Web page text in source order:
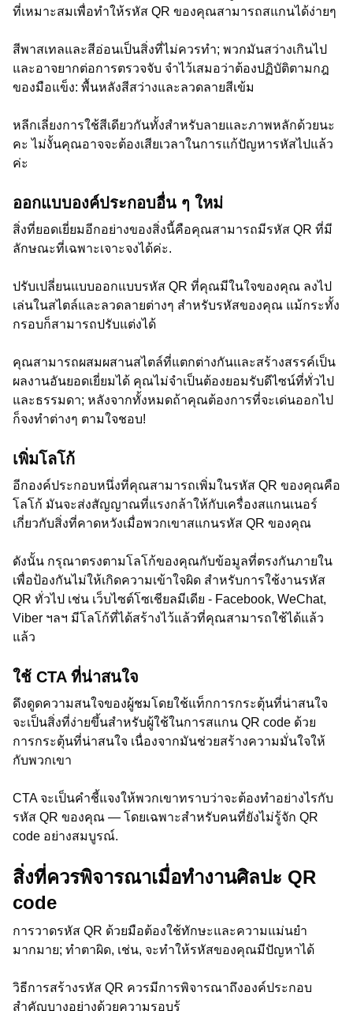
ที่เหมาะสมเพื่อทำให้รหัส QR ของคุณสามารถสแกนได้ง่ายๆ
สีพาสเทลและสีอ่อนเป็นสิ่งที่ไม่ควรทำ; พวกมันสว่างเกินไป
และอาจยากต่อการตรวจจับ จำไว้เสมอว่าต้องปฏิบัติตามกฎ
ของมือแข็ง: พื้นหลังสีสว่างและลวดลายสีเข้ม
หลีกเลี่ยงการใช้สีเดียวกันทั้งสำหรับลายและภาพหลักด้วยนะ
คะ ไม่งั้นคุณอาจจะต้องเสียเวลาในการแก้ปัญหารหัสไปแล้ว
ค่ะ
ออกแบบองค์ประกอบอื่น ๆ ใหม่
สิ่งที่ยอดเยี่ยมอีกอย่างของสิ่งนี้คือคุณสามารถมีรหัส QR ที่มี
ลักษณะที่เฉพาะเจาะจงได้ค่ะ.
ปรับเปลี่ยนแบบออกแบบรหัส QR ที่คุณมีในใจของคุณ ลงไป
เล่นในสไตล์และลวดลายต่างๆ สำหรับรหัสของคุณ แม้กระทั้ง
กรอบก็สามารถปรับแต่งได้
คุณสามารถผสมผสานสไตล์ที่แตกต่างกันและสร้างสรรค์เป็น
ผลงานอันยอดเยี่ยมได้ คุณไม่จำเป็นต้องยอมรับดีไซน์ที่ทั่วไป
และธรรมดา; หลังจากทั้งหมดถ้าคุณต้องการที่จะเด่นออกไป
ก็จงทำต่างๆ ตามใจชอบ!
เพิ่มโลโก้
อีกองค์ประกอบหนึ่งที่คุณสามารถเพิ่มในรหัส QR ของคุณคือ
โลโก้ มันจะส่งสัญญาณที่แรงกล้าให้กับเครื่องสแกนเนอร์
เกี่ยวกับสิ่งที่คาดหวังเมื่อพวกเขาสแกนรหัส QR ของคุณ
ดังนั้น กรุณาตรงตามโลโก้ของคุณกับข้อมูลที่ตรงกันภายใน
เพื่อป้องกันไม่ให้เกิดความเข้าใจผิด สำหรับการใช้งานรหัส
QR ทั่วไป เช่น เว็บไซต์โซเชียลมีเดีย - Facebook, WeChat,
Viber ฯลฯ มีโลโก้ที่ได้สร้างไว้แล้วที่คุณสามารถใช้ได้แล้ว
แล้ว
ใช้ CTA ที่น่าสนใจ
ดึงดูดความสนใจของผู้ชมโดยใช้แท็กการกระตุ้นที่น่าสนใจ
จะเป็นสิ่งที่ง่ายขึ้นสำหรับผู้ใช้ในการสแกน QR code ด้วย
การกระตุ้นที่น่าสนใจ เนื่องจากมันช่วยสร้างความมั่นใจให้
กับพวกเขา
CTA จะเป็นคำชี้แจงให้พวกเขาทราบว่าจะต้องทำอย่างไรกับ
รหัส QR ของคุณ — โดยเฉพาะสำหรับคนที่ยังไม่รู้จัก QR
code อย่างสมบูรณ์.
สิ่งที่ควรพิจารณาเมื่อทำงานศิลปะ QR
code
การวาดรหัส QR ด้วยมือต้องใช้ทักษะและความแม่นยำ
มากมาย; ทำตาผิด, เช่น, จะทำให้รหัสของคุณมีปัญหาได้
วิธีการสร้างรหัส QR ควรมีการพิจารณาถึงองค์ประกอบ
สำคัญบางอย่างด้วยความรอบรู้